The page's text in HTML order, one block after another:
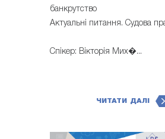
банкрутство
Актуальні питання. Судова
Спікер: Вікторія Мих�...
ЧИТАТИ ДАЛІ